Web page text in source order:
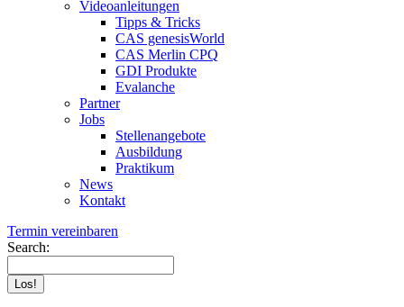
Videoanleitungen
Tipps & Tricks
CAS genesisWorld
CAS Merlin CPQ
GDI Produkte
Evalanche
Partner
Jobs
Stellenangebote
Ausbildung
Praktikum
News
Kontakt
Termin vereinbaren
Search: